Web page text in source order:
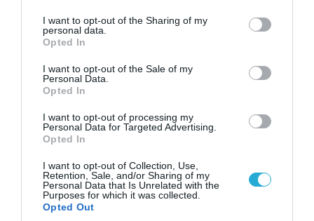
not limited to your visit or usage behaviour. You may click to
grant or deny consent to Google and its third-party tags to
use your data for below specified purposes in below Google
consent section.
I want to opt-out of the Sharing of my
personal data.
Opted In
I want to opt-out of the Sale of my
Personal Data.
Opted In
I want to opt-out of processing my
Personal Data for Targeted Advertising.
Opted In
I want to opt-out of Collection, Use,
Retention, Sale, and/or Sharing of my
Personal Data that Is Unrelated with the
Purposes for which it was collected.
Opted Out
07.08.2026 | 20:02
Ο Γιάννης Αλαφούζος «τέλειωσε» τον
Κωνσταντίνο Ζούλα από τον ΣΚΑΪ – Ο λόγος της
απομάκρυνσής του